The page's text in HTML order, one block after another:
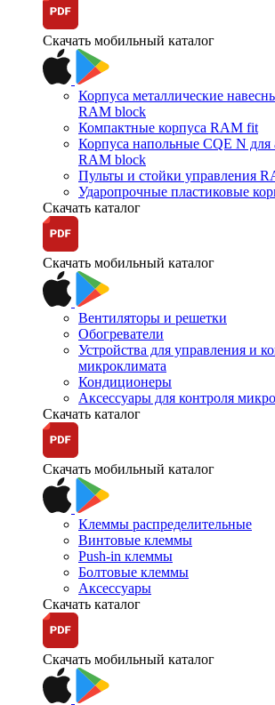
Скачать мобильный каталог
Корпуса металлические
RAM block
Компактные корпуса RAM fit
Корпуса напольные CQE N для
RAM block
Пульты и стойки управления
Ударопрочные пластиковые
Скачать каталог
Скачать мобильный каталог
Вентиляторы и решетки
Обогреватели
Устройства для управления и
микроклимата
Кондиционеры
Аксессуары для контроля
Скачать каталог
Скачать мобильный каталог
Клеммы распределительные
Винтовые клеммы
Push-in клеммы
Болтовые клеммы
Аксессуары
Скачать каталог
Скачать мобильный каталог